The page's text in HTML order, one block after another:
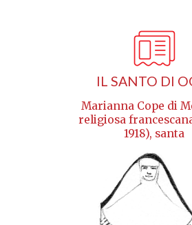
IL SANTO DI
Marianna Cope di
religiosa
1918), santa